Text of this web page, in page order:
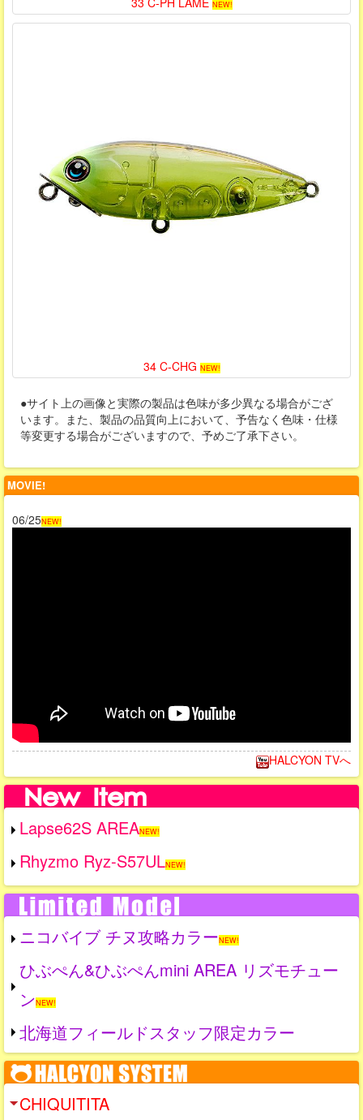
NEW!
34 C-CHG NEW!
●サイト上の画像と実際の製品は色味が多少異なる場合がござ
います。また、製品の品質向上において、予告なく色味・仕様
等変更する場合がございますので、予めご了承下さい。
MOVIE!
06/25NEW!
HALCYON TVへ
Lapse62S AREANEW!
Rhyzmo Ryz-S57ULNEW!
ニコバイブ チヌ攻略カラーNEW!
ひぶぺん&ひぶぺんmini AREA リズモチュー
ンNEW!
北海道フィールドスタッフ限定カラー
CHIQUITITA